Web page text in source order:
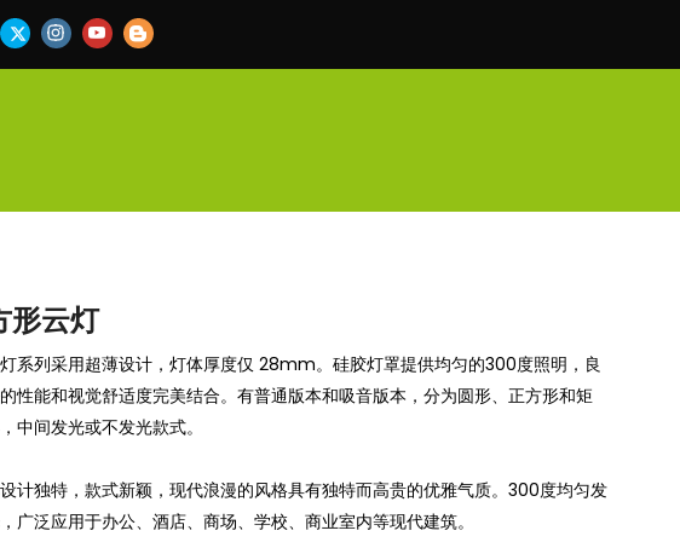
形云灯
系列采用超薄设计，灯体厚度仅 28mm。硅胶灯罩提供均匀的300度照明，良
性能和视觉舒适度完美结合。有普通版本和吸音版本，分为圆形、正方形和矩
中间发光或不发光款式。
计独特，款式新颖，现代浪漫的风格具有独特而高贵的优雅气质。300度均匀发
广泛应用于办公、酒店、商场、学校、商业室内等现代建筑。